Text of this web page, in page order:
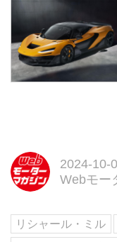
2024-10-
Webモー
リシャール・ミル